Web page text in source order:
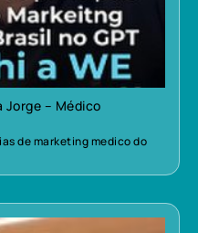
Jorge – Médico
de marketing medico do